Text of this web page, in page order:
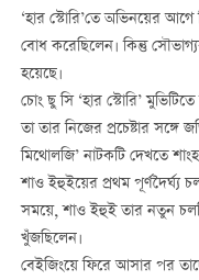
‘হার স্টোরি’তে অভিনয়ের
বোধ করেছিলেন। কিন্তু
হয়েছে।
চোং ছু সি ‘হার স্টোরি’
তা তার নিজের প্রচেষ্টার
মিথোলজি’ নাটকটি দেখতে
শাও ইহুইয়ের প্রথম পূর্ণদৈর্ঘ্য
সময়ে, শাও ইহুই তার নতুন
খুঁজছিলেন।
বেইজিংয়ে ফিরে আসার পর